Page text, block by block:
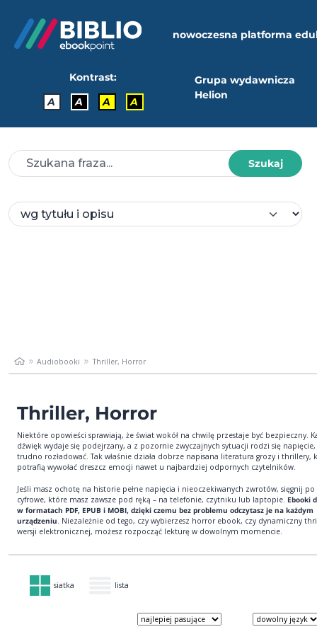
nowoczesna platforma
Kontrast:
A
A A A
Grupa wydawnicza
Helion
Szukaj
Audiobooki Thriller, Horror
Thriller, Horror
Niektóre opowieści sprawiają, że świat wokół na chwilę przestaje być bezpieczny.
dźwięk wydaje się podejrzany, a z pozornie zwyczajnych sytuacji rodzi się
trudno rozładować. Tak właśnie działa dobrze napisana literatura grozy i thrillery,
potrafią wywołać dreszcz emocji nawet u najbardziej odpornych czytelników.
Jeśli masz ochotę na historie pełne napięcia i nieoczekiwanych zwrotów, sięgnij po
cyfrowe, które masz zawsze pod ręką – na telefonie, czytniku lub laptopie. Ebooki
w formatach PDF, EPUB i MOBI, dzięki czemu bez problemu odczytasz je na każdym
urządzeniu . Niezależnie od tego, czy wybierzesz horror ebook, czy dynamiczny
wersji elektronicznej, możesz rozpocząć lekturę w dowolnym momencie.
siatka lista